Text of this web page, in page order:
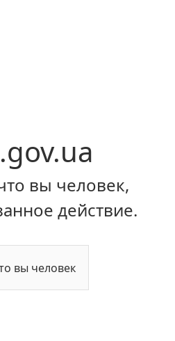
вы человек,
действие.
вы человек